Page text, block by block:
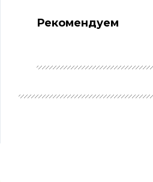
Рекомендуем